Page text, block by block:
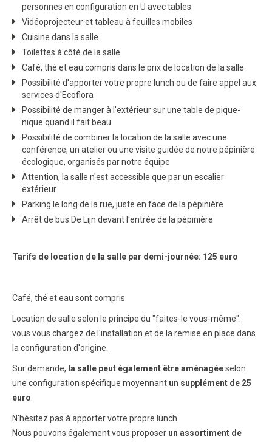
personnes en configuration en U avec tables
Vidéoprojecteur et tableau à feuilles mobiles
Cuisine dans la salle
Toilettes à côté de la salle
Café, thé et eau compris dans le prix de location de la salle
Possibilité d'apporter votre propre lunch ou de faire appel aux
services d'Ecoflora
Possibilité de manger à l'extérieur sur une table de pique-
nique quand il fait beau
Possibilité de combiner la location de la salle avec une
conférence, un atelier ou une visite guidée de notre pépinière
écologique, organisés par notre équipe
Attention, la salle n'est accessible que par un escalier
extérieur
Parking le long de la rue, juste en face de la pépinière
Arrêt de bus De Lijn devant l'entrée de la pépinière
Tarifs de location de la salle par demi-journée: 125 euro
Café, thé et eau sont compris.
Location de salle selon le principe du "faites-le vous-même":
vous vous chargez de l'installation et de la remise en place dans
la configuration d'origine.
Sur demande, la salle peut également être aménagéeselon
une configuration spécifique moyennant un supplément de 25
euro
N'hésitez pas à apporter votre propre lunch.
Nous pouvons également vous proposer un assortiment de